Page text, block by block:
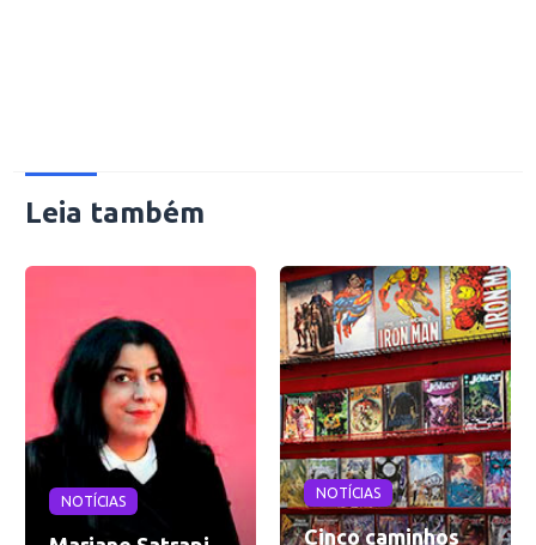
Leia também
NOTÍCIAS
NOTÍCIAS
Cinco caminhos